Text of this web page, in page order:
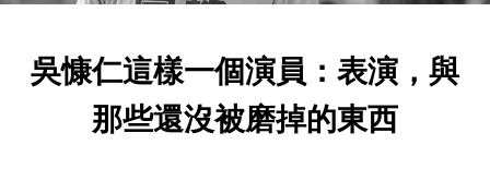
吳慷仁這樣一個演員：表演，與
那些還沒被磨掉的東西